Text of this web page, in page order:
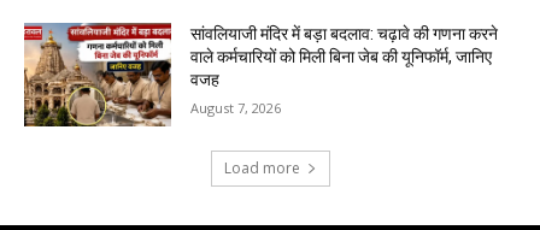
सांवलियाजी मंदिर में बड़ा बदलाव: चढ़ावे की गणना करने
वाले कर्मचारियों को मिली बिना जेब की यूनिफॉर्म, जानिए
वजह
August 7, 2026
Load more